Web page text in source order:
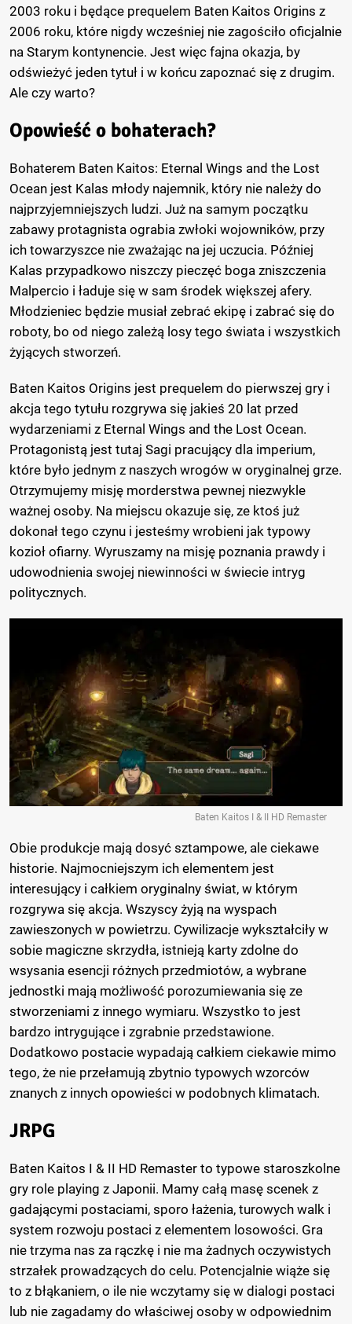
2003 roku i będące prequelem Baten Kaitos Origins z
2006 roku, które nigdy wcześniej nie zagościło oficjalnie
na Starym kontynencie. Jest więc fajna okazja, by
odświeżyć jeden tytuł i w końcu zapoznać się z drugim.
Ale czy warto?
Opowieść o bohaterach?
Bohaterem Baten Kaitos: Eternal Wings and the Lost
Ocean jest Kalas młody najemnik, który nie należy do
najprzyjemniejszych ludzi. Już na samym początku
zabawy protagnista ograbia zwłoki wojowników, przy
ich towarzyszce nie zważając na jej uczucia. Później
Kalas przypadkowo niszczy pieczęć boga zniszczenia
Malpercio i ładuje się w sam środek większej afery.
Młodzieniec będzie musiał zebrać ekipę i zabrać się do
roboty, bo od niego zależą losy tego świata i wszystkich
żyjących stworzeń.
Baten Kaitos Origins jest prequelem do pierwszej gry i
akcja tego tytułu rozgrywa się jakieś 20 lat przed
wydarzeniami z Eternal Wings and the Lost Ocean.
Protagonistą jest tutaj Sagi pracujący dla imperium,
które było jednym z naszych wrogów w oryginalnej grze.
Otrzymujemy misję morderstwa pewnej niezwykle
ważnej osoby. Na miejscu okazuje się, ze ktoś już
dokonał tego czynu i jesteśmy wrobieni jak typowy
kozioł ofiarny. Wyruszamy na misję poznania prawdy i
udowodnienia swojej niewinności w świecie intryg
politycznych.
Baten Kaitos I & II HD Remaster
Obie produkcje mają dosyć sztampowe, ale ciekawe
historie. Najmocniejszym ich elementem jest
interesujący i całkiem oryginalny świat, w którym
rozgrywa się akcja. Wszyscy żyją na wyspach
zawieszonych w powietrzu. Cywilizacje wykształciły w
sobie magiczne skrzydła, istnieją karty zdolne do
wsysania esencji różnych przedmiotów, a wybrane
jednostki mają możliwość porozumiewania się ze
stworzeniami z innego wymiaru. Wszystko to jest
bardzo intrygujące i zgrabnie przedstawione.
Dodatkowo postacie wypadają całkiem ciekawie mimo
tego, że nie przełamują zbytnio typowych wzorców
znanych z innych opowieści w podobnych klimatach.
JRPG
Baten Kaitos I & II HD Remaster to typowe staroszkolne
gry role playing z Japonii. Mamy całą masę scenek z
gadającymi postaciami, sporo łażenia, turowych walk i
system rozwoju postaci z elementem losowości. Gra
nie trzyma nas za rączkę i nie ma żadnych oczywistych
strzałek prowadzących do celu. Potencjalnie wiąże się
to z błąkaniem, o ile nie wczytamy się w dialogi postaci
lub nie zagadamy do właściwej osoby w odpowiednim